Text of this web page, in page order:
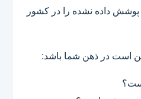
پوشش داده نشده را در کشور
است در ذهن شما باشد: